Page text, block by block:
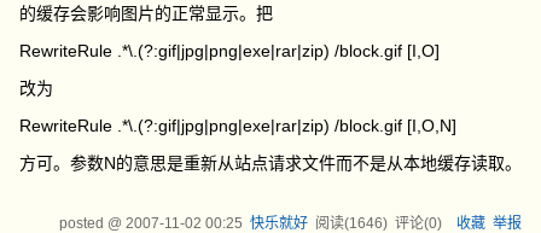
的缓存会影响图片的正常显示。把
RewriteRule .*\.(?:gif|jpg|png|exe|rar|zip) /block.gif [I,O]
改为
RewriteRule .*\.(?:gif|jpg|png|exe|rar|zip) /block.gif [I,O,N]
方可。参数N的意思是重新从站点请求文件而不是从本地缓存读取。
posted @ 2007-11-02 00:25 快乐就好阅读(1646) 评论(0) 收藏 举报